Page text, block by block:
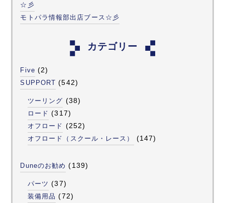
☆彡
モトパラ情報部出店ブース☆彡
カテゴリー
Five (2)
SUPPORT (542)
ツーリング (38)
ロード (317)
オフロード (252)
オフロード（スクール・レース） (147)
Duneのお勧め (139)
パーツ (37)
装備用品 (72)